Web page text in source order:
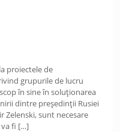
proiectele de
grupurile de lucru
în sine în soluționarea
dintre președinții Rusiei
Zelenski, sunt necesare
fi […]